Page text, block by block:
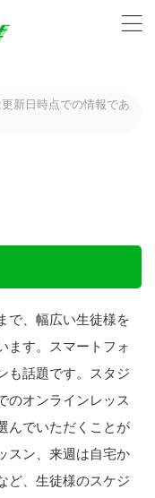
新日時点での情報であ
で、幅広い生徒様を
ます。スマートフォ
も話題です。スタジ
のオンラインレッス
んでいただくことが
スン、来週は自宅か
ど、生徒様のスケジ